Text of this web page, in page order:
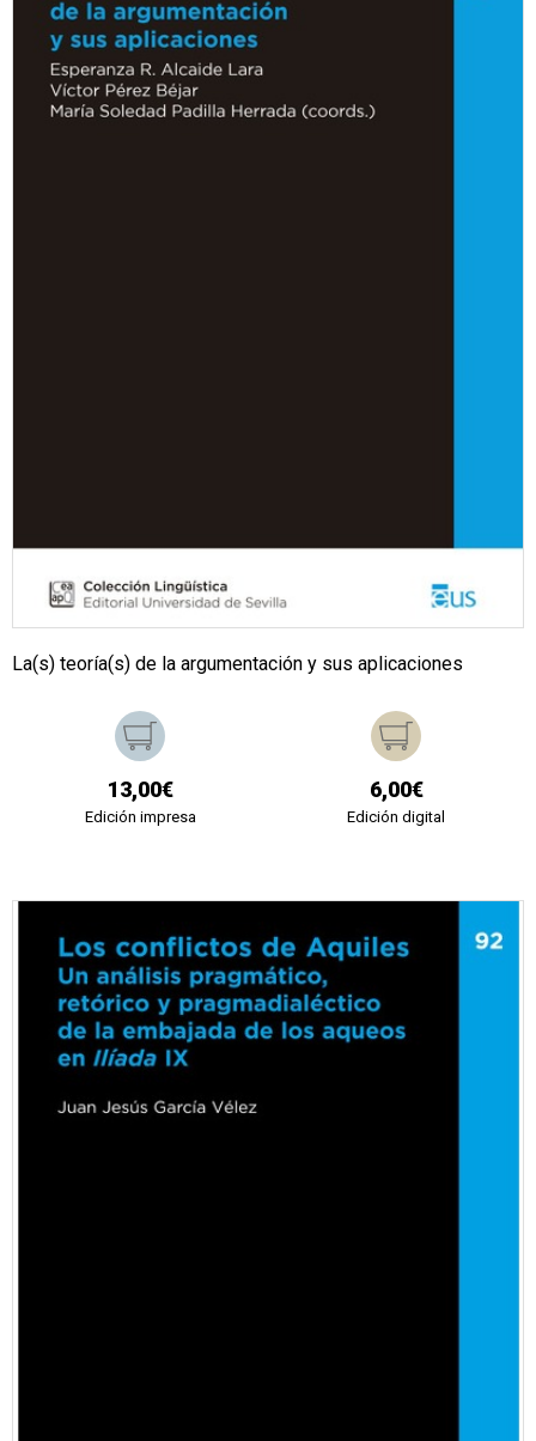
La(s) teoría(s) de la argumentación y sus aplicaciones
13,00€
Edición impresa
6,00€
Edición digital